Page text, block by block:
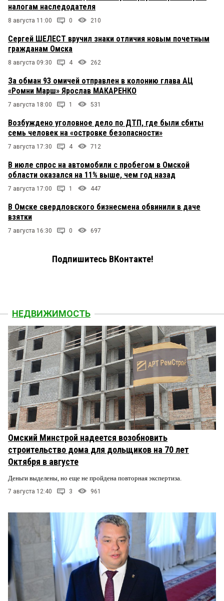
налогам наследодателя
8 августа 11:00 0 210
Сергей ШЕЛЕСТ вручил знаки отличия новым почетным
гражданам Омска
8 августа 09:30 4 262
За обман 93 омичей отправлен в колонию глава АЦ
«Ромни Марш» Ярослав МАКАРЕНКО
7 августа 18:00 1 531
Возбуждено уголовное дело по ДТП, где были сбиты
семь человек на «островке безопасности»
7 августа 17:30 4 712
В июле спрос на автомобили с пробегом в Омской
области оказался на 11% выше, чем год назад
7 августа 17:00 1 447
В Омске свердловского бизнесмена обвинили в даче
взятки
7 августа 16:30 0 697
Подпишитесь ВКонтакте!
НЕДВИЖИМОСТЬ
Омский Минстрой надеется возобновить
строительство дома для дольщиков на 70 лет
Октября в августе
Деньги выделены, но еще не пройдена повторная экспертиза.
7 августа 12:40 3 961